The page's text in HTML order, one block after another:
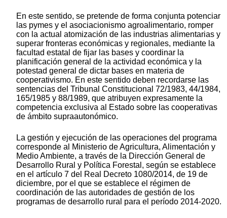
En este sentido, se pretende de forma conjunta potenciar
las pymes y el asociacionismo agroalimentario, romper
con la actual atomización de las industrias alimentarias y
superar fronteras económicas y regionales, mediante la
facultad estatal de fijar las bases y coordinar la
planificación general de la actividad económica y la
potestad general de dictar bases en materia de
cooperativismo. En este sentido deben recordarse las
sentencias del Tribunal Constitucional 72/1983, 44/1984,
165/1985 y 88/1989, que atribuyen expresamente la
competencia exclusiva al Estado sobre las cooperativas
de ámbito supraautonómico.
La gestión y ejecución de las operaciones del programa
corresponde al Ministerio de Agricultura, Alimentación y
Medio Ambiente, a través de la Dirección General de
Desarrollo Rural y Política Forestal, según se establece
en el artículo 7 del Real Decreto 1080/2014, de 19 de
diciembre, por el que se establece el régimen de
coordinación de las autoridades de gestión de los
programas de desarrollo rural para el período 2014-2020.